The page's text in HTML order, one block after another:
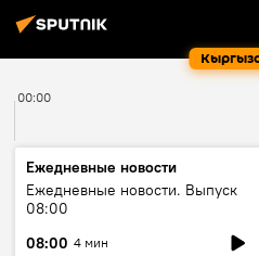
00:00
Ежедневные новости
Ежедневные новости. Выпуск
08:00
08:00 4 мин